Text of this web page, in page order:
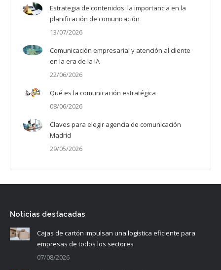
Estrategia de contenidos: la importancia en la
planificación de comunicación
13/07/2026
Comunicación empresarial y atención al cliente
en la era de la IA
22/06/2026
Qué es la comunicación estratégica
08/06/2026
Claves para elegir agencia de comunicación
Madrid
29/05/2026
Noticias destacadas
Cajas de cartón impulsan una logística eficiente para
empresas de todos los sectores
07/08/2026